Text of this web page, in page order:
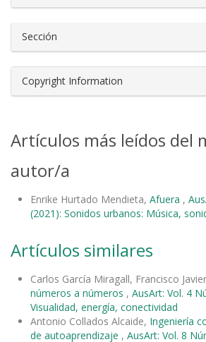
Sección
Copyright Information
Artículos más leídos del
autor/a
Enrike Hurtado Mendieta, Afuera ,
(2021): Sonidos urbanos: Música,
Artículos similares
Carlos García Miragall, Francisco
números a números , AusArt: Vol. 4
Visualidad, energía, conectividad
Antonio Collados Alcaide, Ingeniería
de autoaprendizaje , AusArt: Vol. 8